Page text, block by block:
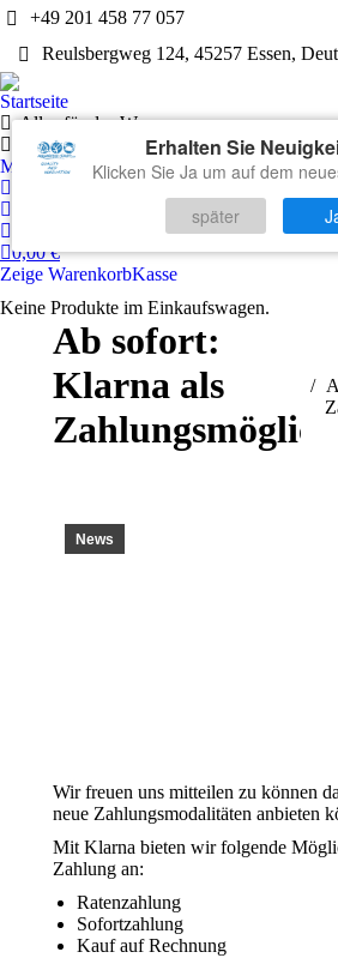
+49 201 458 77 057
Reulsbergweg 124, 45257 Essen,
Startseite
Alles für das Wasser
Technik
Markenwelten
0,00€
Zeige WarenkorbKasse
Keine Produkte im Einkaufswagen.
Ab sofort:
Klarna als
Sie
News
Wir freuen uns mitteilen zu können
neue Zahlungsmodalitäten anbieten
Mit Klarna bieten wir folgende
Zahlung an:
Ratenzahlung
Sofortzahlung
Kauf auf Rechnung
Erhalten Sie
Klicken Sie Ja um auf dem
später